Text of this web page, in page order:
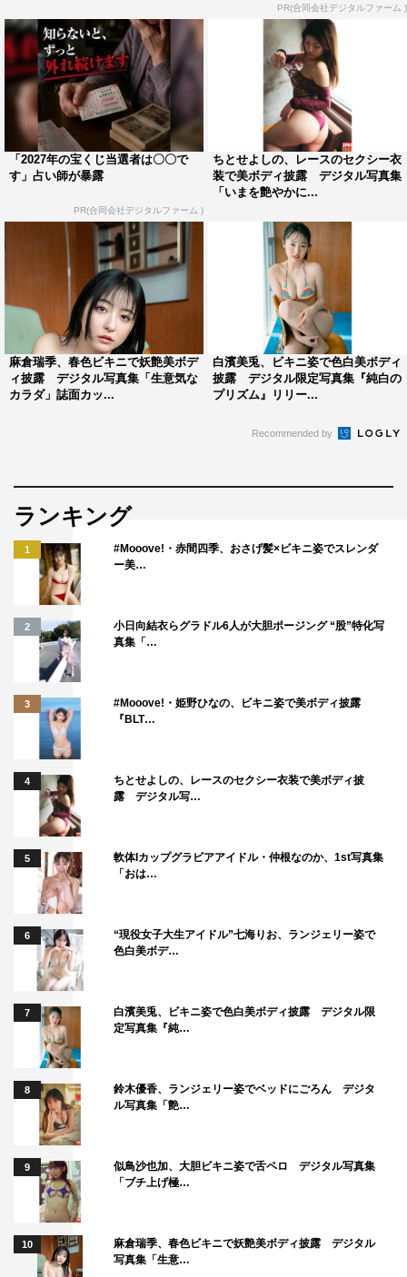
PR(合同会社デジタルファーム )
「2027年の宝くじ当選者は〇〇で
す」占い師が暴露
PR(合同会社デジタルファーム )
ちとせよしの、レースのセクシー衣
装で美ボディ披露 デジタル写真集
「いまを艶やかに...
麻倉瑞季、春色ビキニで妖艶美ボデ
ィ披露 デジタル写真集「生意気な
カラダ」誌面カッ...
白濱美兎、ビキニ姿で色白美ボディ
披露 デジタル限定写真集『純白の
プリズム』リリー...
Recommended by
ランキング
1
#Mooove!・赤間四季、おさげ髪×ビキニ姿でスレンダ
ー美…
2
小日向結衣らグラドル6人が大胆ポージング “股”特化写
真集「…
3
#Mooove!・姫野ひなの、ビキニ姿で美ボディ披露
『BLT…
4
ちとせよしの、レースのセクシー衣装で美ボディ披
露 デジタル写…
5
軟体Iカップグラビアアイドル・仲根なのか、1st写真集
「おは…
6
“現役女子大生アイドル”七海りお、ランジェリー姿で
色白美ボデ…
7
白濱美兎、ビキニ姿で色白美ボディ披露 デジタル限
定写真集『純…
8
鈴木優香、ランジェリー姿でベッドにごろん デジタ
ル写真集「艶…
9
似鳥沙也加、大胆ビキニ姿で舌ペロ デジタル写真集
「ブチ上げ極…
10
麻倉瑞季、春色ビキニで妖艶美ボディ披露 デジタル
写真集「生意…